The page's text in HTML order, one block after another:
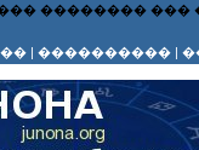
���
| ���������� |